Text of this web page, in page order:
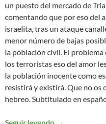
un puesto del mercado de
comentando que por eso del
israelita, tras un ataque
menor número de bajas
la población civil. El problema
los terroristas eso del amor
la población inocente como
resistirá y existirá. Que no os
hebreo. Subtitulado en
Películas de